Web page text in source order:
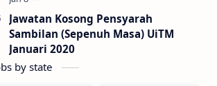
Jawatan Kosong Pensyarah
Sambilan (Sepenuh Masa) UiTM
Januari 2020
by state